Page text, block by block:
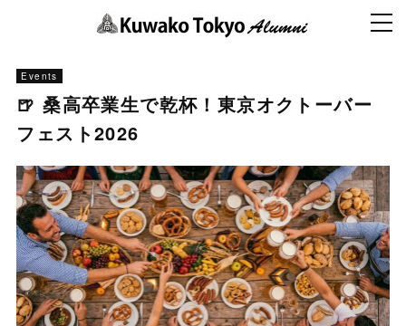
Events
🍺 桑高卒業生で乾杯！東京オクトーバー
フェスト2026